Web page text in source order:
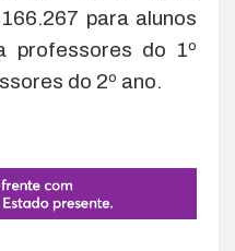
para alunos
professores do 1º
do 2º ano.